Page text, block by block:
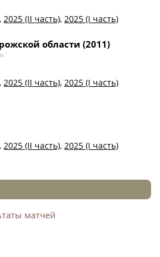
матчей
,2025 (II часть),2025 (I часть)
области (2011)
, 2025 (II часть), 2025 (I часть)
,2025 (II часть),2025 (I часть)